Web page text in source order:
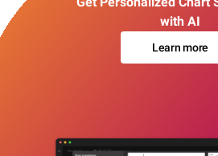
with AI
Learn more